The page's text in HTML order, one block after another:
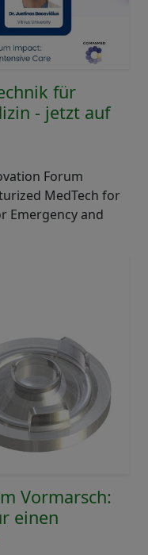
für
- jetzt auf
Forum
MedTech for
Emergency and
Vormarsch:
einen